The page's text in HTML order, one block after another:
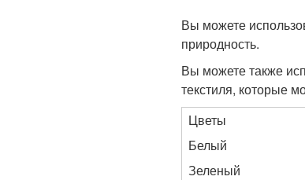
Вы можете
природность.
Вы можете также
текстиля, которые
Цветы
Белый
Зеленый